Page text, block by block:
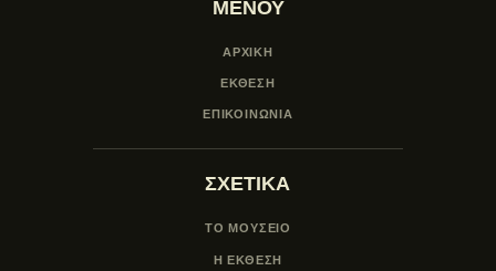
ΜΕΝΟΥ
ΑΡΧΙΚΗ
ΕΚΘΕΣΗ
ΕΠΙΚΟΙΝΩΝΙΑ
ΣΧΕΤΙΚΑ
ΤΟ ΜΟΥΣΕΙΟ
Η ΕΚΘΕΣΗ